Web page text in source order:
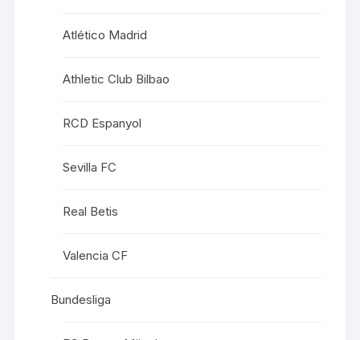
Atlético Madrid
Athletic Club Bilbao
RCD Espanyol
Sevilla FC
Real Betis
Valencia CF
Bundesliga